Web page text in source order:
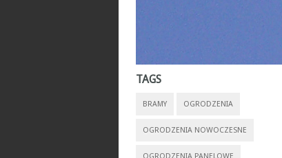
TAGS
BRAMY OGRODZENIA
OGRODZENIA NOWOCZESNE